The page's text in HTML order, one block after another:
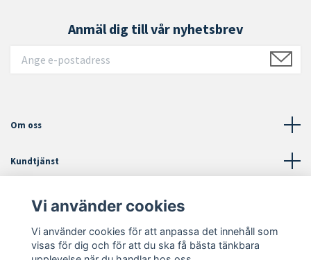
Anmäl dig till vår nyhetsbrev
Om oss
Kundtjänst
Sociala medier
Vi använder cookies
Vi använder cookies för att anpassa det innehåll som
visas för dig och för att du ska få bästa tänkbara